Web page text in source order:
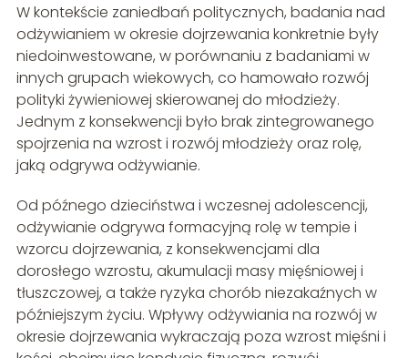
W kontekście zaniedbań politycznych, badania nad
odżywianiem w okresie dojrzewania konkretnie były
niedoinwestowane, w porównaniu z badaniami w
innych grupach wiekowych, co hamowało rozwój
polityki żywieniowej skierowanej do młodzieży.
Jednym z konsekwencji było brak zintegrowanego
spojrzenia na wzrost i rozwój młodzieży oraz rolę,
jaką odgrywa odżywianie.
Od późnego dzieciństwa i wczesnej adolescencji,
odżywianie odgrywa formacyjną rolę w tempie i
wzorcu dojrzewania, z konsekwencjami dla
dorosłego wzrostu, akumulacji masy mięśniowej i
tłuszczowej, a także ryzyka chorób niezakaźnych w
późniejszym życiu. Wpływy odżywiania na rozwój w
okresie dojrzewania wykraczają poza wzrost mięśni i